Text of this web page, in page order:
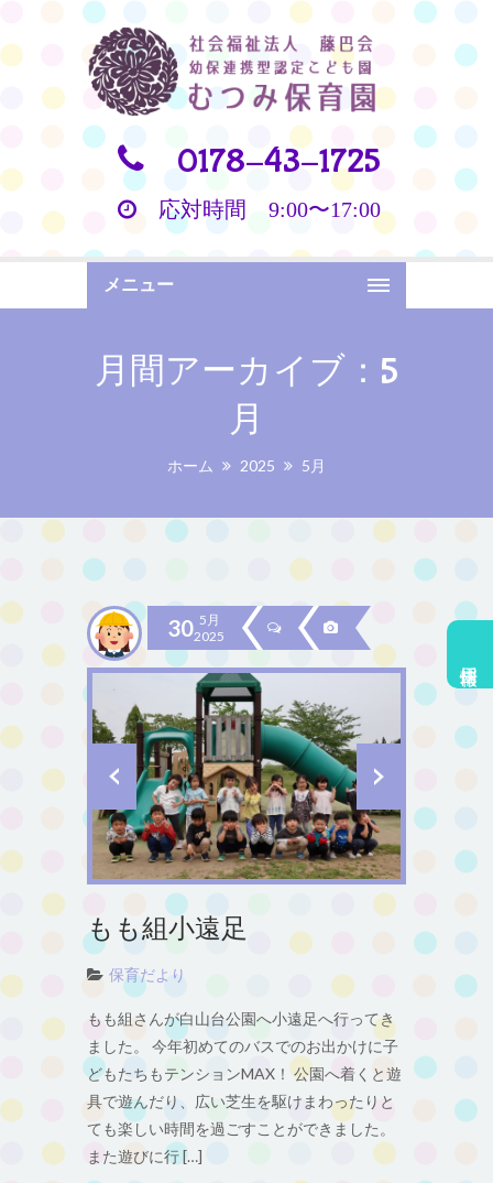
0178-43-1725
応対時間 9:00〜17:00
メニュー
月間アーカイブ：5
月
ホーム 2025 5月
30 5月
2025
もも組小遠足
保育だより
もも組さんが白山台公園へ小遠足へ行ってき
ました。 今年初めてのバスでのお出かけに子
どもたちもテンションMAX！ 公園へ着くと遊
具で遊んだり、広い芝生を駆けまわったりと
ても楽しい時間を過ごすことができました。
また遊びに行 […]